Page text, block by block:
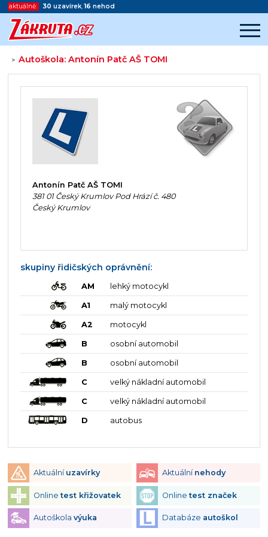
aktuálně: 30 uzavírek,16 nehod
>Autoškola: Antonín Patč AŠ TOMI
Začátek reklamy
Konec reklamy
Antonín Patč AŠ TOMI
381 01 Český Krumlov Pod Hrází č. 480
Český Krumlov
skupiny řidičských oprávnění:
AM lehký motocykl
A1 malý motocykl
A2 motocykl
B osobní automobil
B osobní automobil
C velký nákladní automobil
C velký nákladní automobil
D autobus
Aktuální uzavírky Aktuální nehody
Onlinetest křižovatek Onlinetest značek
Autoškola výuka Databáze autoškol